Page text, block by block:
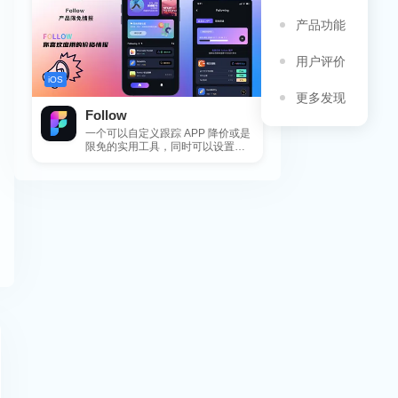
产品功能
用户评价
更多发现
iOS
Follow
一个可以自定义跟踪 APP 降价或是
限免的实用工具，同时可以设置包